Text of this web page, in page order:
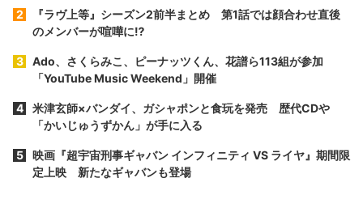
『ラヴ上等』シーズン2前半まとめ 第1話では顔合わせ直後
のメンバーが喧嘩に⁉︎
Ado、さくらみこ、ピーナッツくん、花譜ら113組が参加
「YouTube Music Weekend」開催
米津玄師×バンダイ、ガシャポンと食玩を発売 歴代CDや
「かいじゅうずかん」が手に入る
映画『超宇宙刑事ギャバン インフィニティ VS ライヤ』期間限
定上映 新たなギャバンも登場